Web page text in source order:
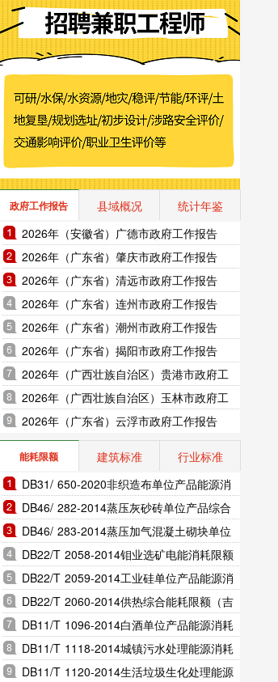
政府工作报告 县域概况
统计年鉴
2026年（安徽省）广德市政府工作报告
2026年（广东省）肇庆市政府工作报告
2026年（广东省）清远市政府工作报告
2026年（广东省）连州市政府工作报告
2026年（广东省）潮州市政府工作报告
2026年（广东省）揭阳市政府工作报告
2026年（广西壮族自治区）贵港市政府工
作报告
2026年（广西壮族自治区）玉林市政府工
作报告
2026年（广东省）云浮市政府工作报告
能耗限额 建筑标准
行业标准
DB31/ 650-2020非织造布单位产品能源消
耗限额（上海市地方标准）
DB46/ 282-2014蒸压灰砂砖单位产品综合
能耗和电耗限额（海南省地方标准）
DB46/ 283-2014蒸压加气混凝土砌块单位
产品综合能耗和电耗限额（海南省地方标
准）
DB22/T 2058-2014钼业选矿电能消耗限额
（吉林省地方标准）
DB22/T 2059-2014工业硅单位产品能源消
耗限额（吉林省地方标准）
DB22/T 2060-2014供热综合能耗限额（吉
林省地方标准）
DB11/T 1096-2014白酒单位产品能源消耗
限额（北京市地方标准）
DB11/T 1118-2014城镇污水处理能源消耗
限额（北京市地方标准）
DB11/T 1120-2014生活垃圾生化处理能源